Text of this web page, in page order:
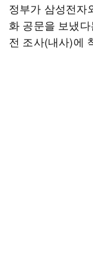
정부가 삼성전자
화 공문을 보냈
전 조사(내사)에